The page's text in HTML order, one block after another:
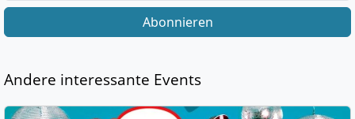
Abonnieren
Andere interessante Events